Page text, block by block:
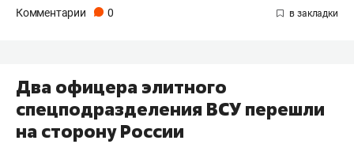
Комментарии 0
Два офицера элитного
спецподразделения ВСУ перешли
на сторону России